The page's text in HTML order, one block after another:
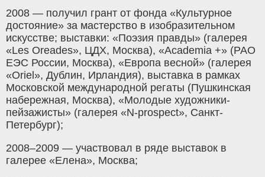
2008 — получил грант от фонда «Культурное
достояние» за мастерство в изобразительном
искусстве; выставки: «Поэзия правды» (галерея
«Les Oreades», ЦДХ, Москва), «Academia +» (РАО
ЕЭС России, Москва), «Европа весной» (галерея
«Oriel», Дублин, Ирландия), выставка в рамках
Московской международной регаты (Пушкинская
набережная, Москва), «Молодые художники-
пейзажисты» (галерея «N-prospect», Санкт-
Петербург);
2008–2009 — участвовал в ряде выставок в
галерее «Елена», Москва;